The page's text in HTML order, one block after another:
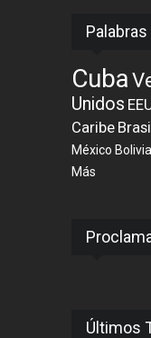
Cuba
Unidos
Caribe
México Bolivia
Más
Últimos